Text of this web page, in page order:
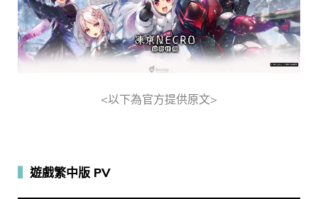
<以下為官方提供原文>
遊戲繁中版 PV